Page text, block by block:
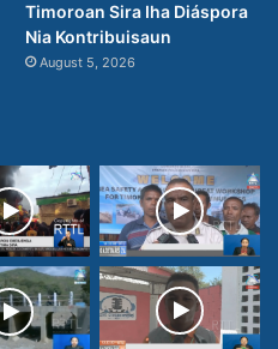
Timoroan Sira Iha Diáspora
Nia Kontribuisaun
August 5, 2026